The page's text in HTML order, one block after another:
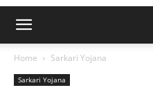
Home Sarkari Yojana
Sarkari Yojana